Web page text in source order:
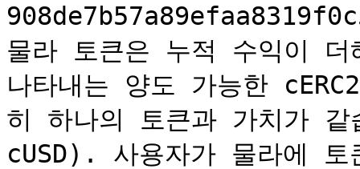
물라 토큰은 누적 수익이
나타내는 양도 가능한
히 하나의 토큰과 가치가
cUSD). 사용자가 물라에